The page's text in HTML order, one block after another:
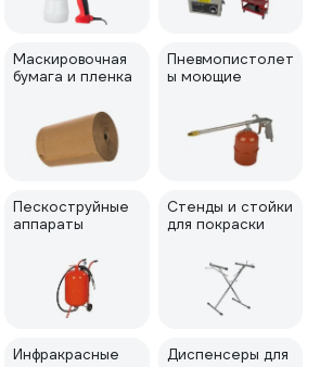
Маскировочная
бумага и пленка
Пневмопистолет
ы моющие
Пескоструйные
аппараты
Стенды и стойки
для покраски
Инфракрасные
Диспенсеры для